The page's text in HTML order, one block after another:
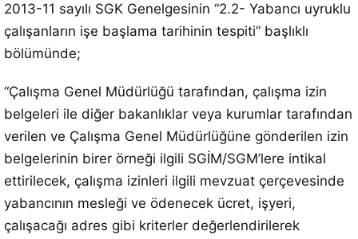
2013-11 sayılı SGK Genelgesinin “2.2- Yabancı uyruklu
çalışanların işe başlama tarihinin tespiti” başlıklı
bölümünde;
“Çalışma Genel Müdürlüğü tarafından, çalışma izin
belgeleri ile diğer bakanlıklar veya kurumlar tarafından
verilen ve Çalışma Genel Müdürlüğüne gönderilen izin
belgelerinin birer örneği ilgili SGİM/SGM’lere intikal
ettirilecek, çalışma izinleri ilgili mevzuat çerçevesinde
yabancının mesleği ve ödenecek ücret, işyeri,
çalışacağı adres gibi kriterler değerlendirilerek